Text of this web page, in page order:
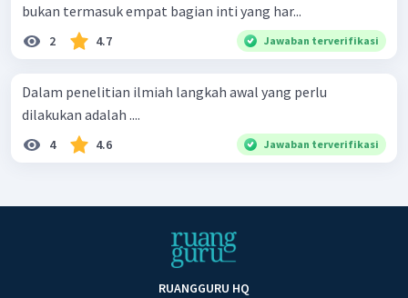
bukan termasuk empat bagian inti yang har...
2 4.7 Jawaban terverifikasi
Dalam penelitian ilmiah langkah awal yang perlu
dilakukan adalah ....
4 4.6 Jawaban terverifikasi
RUANGGURU HQ